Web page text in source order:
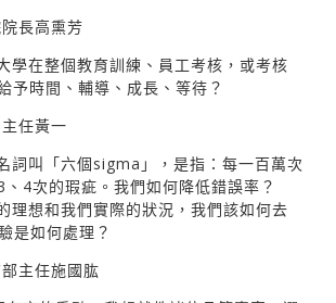
長高熏芳
學在整個教育訓練、員工考核，或考核
予時間、輔導、成長、等待？
任黃一
詞叫「六個sigma」，是指：每一百萬次
4次的瑕疵。我們如何降低錯誤率？
理想和我們實際的狀況，我們該如何去
是如何處理？
主任施國肱